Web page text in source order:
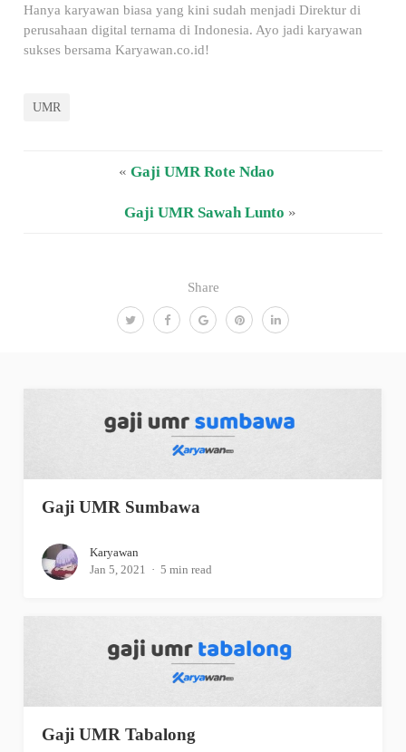
Share
Hanya karyawan biasa yang kini sudah menjadi Direktur di
perusahaan digital ternama di Indonesia. Ayo jadi karyawan
sukses bersama Karyawan.co.id!
UMR
« Gaji UMR Rote Ndao
Gaji UMR Sawah Lunto »
Gaji UMR Sumbawa
Karyawan
Jan 5, 2021
5 min read
Gaji UMR Tabalong